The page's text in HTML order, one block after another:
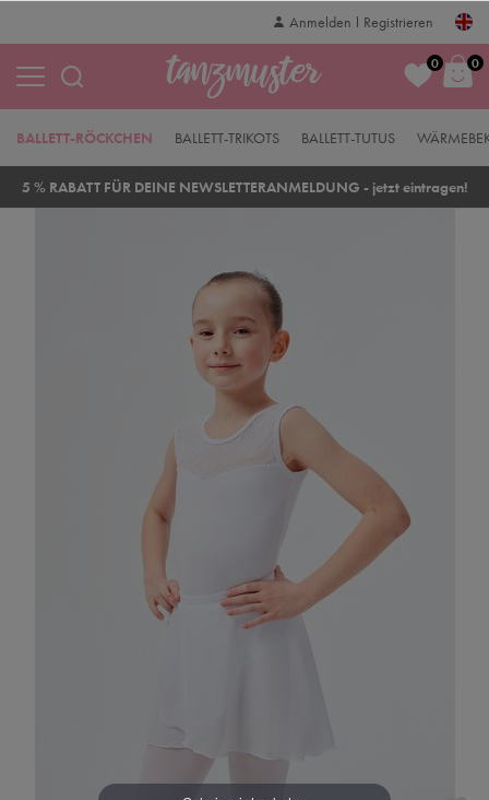
Anmelden Registrieren
0 0
BALLETT-RÖCKCHEN BALLETT-TRIKOTS BALLETT-TUTUS
5 % RABATT FÜR DEINE NEWSLETTERANMELDUNG - jetzt eintragen!